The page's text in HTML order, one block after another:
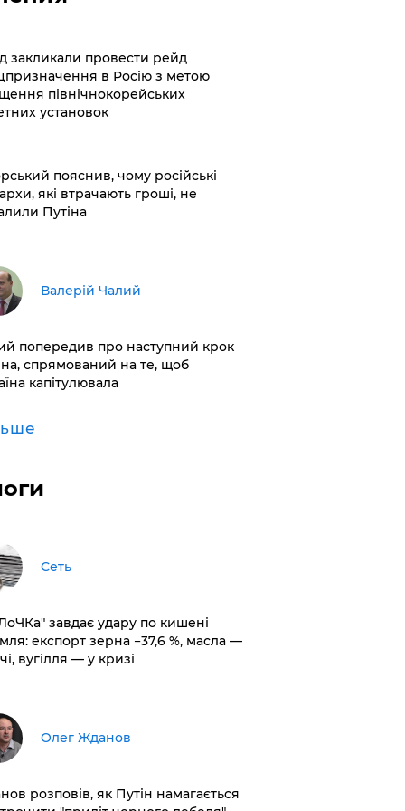
закликали провести рейд
в Росію з метою
північнокорейських
установок
пояснив, чому російські
які втрачають гроші, не
Путіна
Валерій Чалий
попередив про наступний крок
спрямований на те, щоб
капітулювала
Сеть
завдає удару по кишені
експорт зерна −37,6 %, масла —
вугілля — у кризі
Олег Жданов
розповів, як Путін намагається